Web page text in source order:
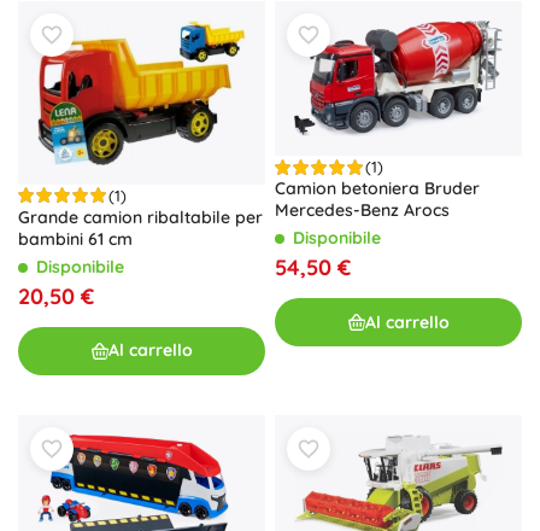
(1)
Grande camion ribaltabile per
bambini 61 cm
Disponibile
20,50 €
Al carrello
(1)
Camion betoniera Bruder
Mercedes-Benz Arocs
Disponibile
54,50 €
Al carrello